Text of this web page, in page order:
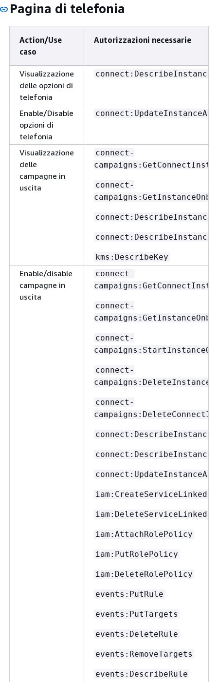
Pagina di telefonia
Action/Use
caso
Autorizzazioni necessarie
Visualizzazione
delle opzioni di
telefonia
connect:DescribeInstance
Enable/Disable
opzioni di
telefonia
Visualizzazione
delle
campagne in
uscita
connect-
connect-
connect:DescribeInstance
kms:DescribeKey
Enable/disable
campagne in
uscita
connect-
connect-
connect-
connect-
connect-
connect:DescribeInstance
iam:AttachRolePolicy
iam:PutRolePolicy
iam:DeleteRolePolicy
events:PutRule
events:PutTargets
events:DeleteRule
events:RemoveTargets
events:DescribeRule